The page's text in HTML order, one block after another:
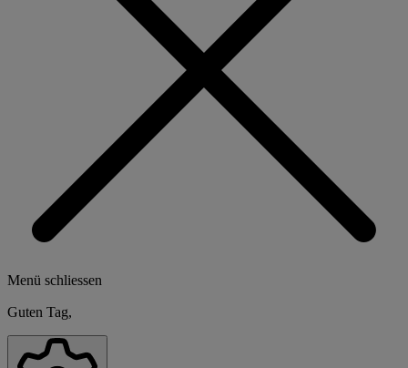
Menü schliessen
Guten Tag,